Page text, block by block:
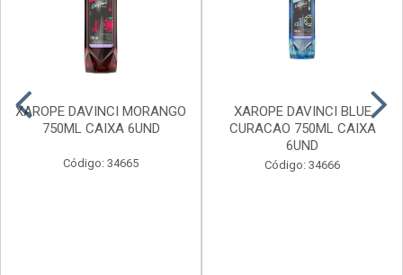
XAROPE DAVINCI MORANGO
750ML CAIXA 6UND
Código: 34665
XAROPE DAVINCI BLUE
CURACAO 750ML CAIXA
6UND
Código: 34666